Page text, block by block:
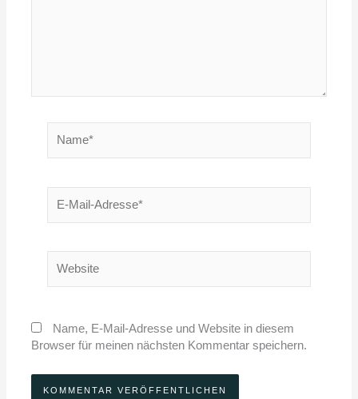
Mail-
Name, E-Mail-Adresse und Website in diesem
Browser für meinen nächsten Kommentar speichern.